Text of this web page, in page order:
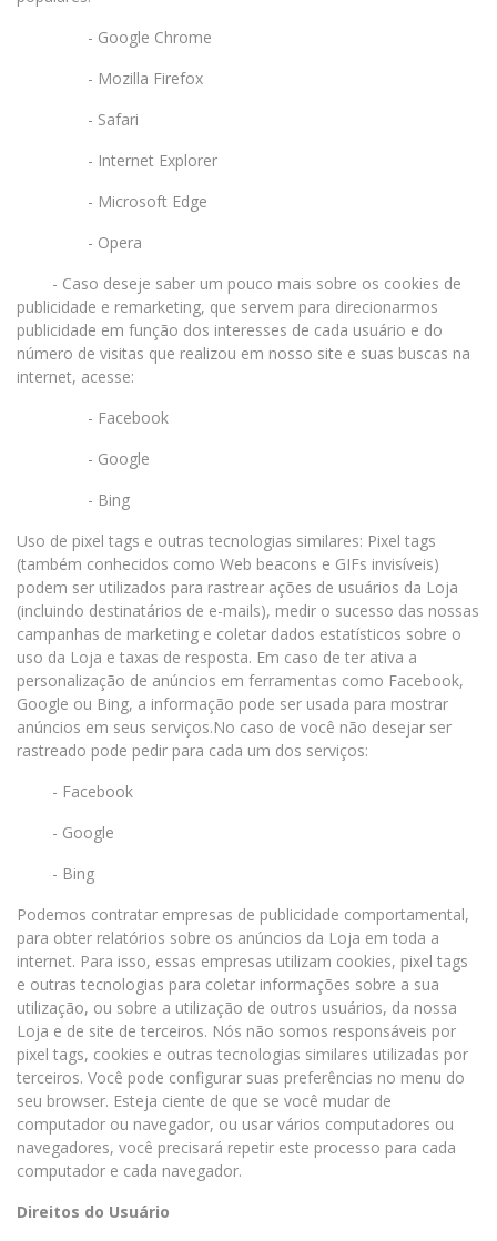
- Google Chrome
- Mozilla Firefox
- Safari
- Internet Explorer
- Microsoft Edge
- Opera
- Caso deseje saber um pouco mais sobre os cookies de
publicidade e remarketing, que servem para direcionarmos
publicidade em função dos interesses de cada usuário e do
número de visitas que realizou em nosso site e suas buscas na
internet, acesse:
- Facebook
- Google
- Bing
Uso de pixel tags e outras tecnologias similares: Pixel tags
(também conhecidos como Web beacons e GIFs invisíveis)
podem ser utilizados para rastrear ações de usuários da Loja
(incluindo destinatários de e-mails), medir o sucesso das nossas
campanhas de marketing e coletar dados estatísticos sobre o
uso da Loja e taxas de resposta. Em caso de ter ativa a
personalização de anúncios em ferramentas como Facebook,
Google ou Bing, a informação pode ser usada para mostrar
anúncios em seus serviços.No caso de você não desejar ser
rastreado pode pedir para cada um dos serviços:
- Facebook
- Google
- Bing
Podemos contratar empresas de publicidade comportamental,
para obter relatórios sobre os anúncios da Loja em toda a
internet. Para isso, essas empresas utilizam cookies, pixel tags
e outras tecnologias para coletar informações sobre a sua
utilização, ou sobre a utilização de outros usuários, da nossa
Loja e de site de terceiros. Nós não somos responsáveis por
pixel tags, cookies e outras tecnologias similares utilizadas por
terceiros. Você pode configurar suas preferências no menu do
seu browser. Esteja ciente de que se você mudar de
computador ou navegador, ou usar vários computadores ou
navegadores, você precisará repetir este processo para cada
computador e cada navegador.
Direitos do Usuário